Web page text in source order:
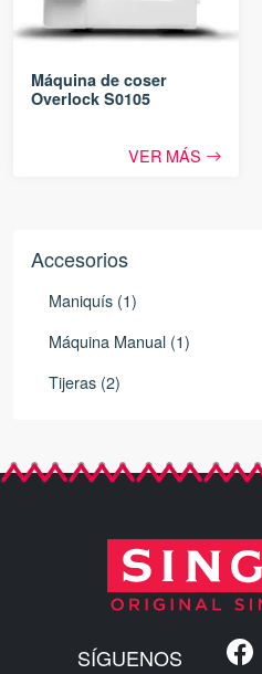
Accesorios
Maniquís (1)
Máquina Manual (1)
Tijeras (2)
Máquina de coser
Overlock S0105
VER MÁS
SÍGUENOS